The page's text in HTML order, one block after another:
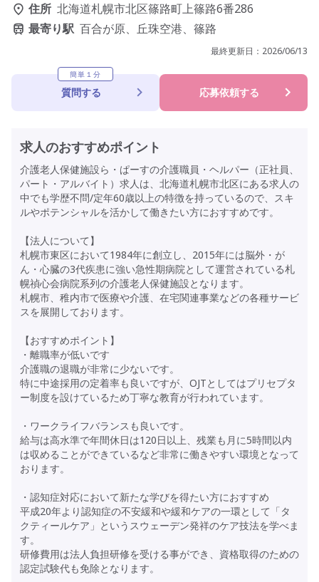
住所 北海道札幌市北区篠路町上篠路6番286
最寄り駅 百合が原、丘珠空港、篠路
最終更新日： 2026/06/13
簡単１分
質問する 応募依頼する
求人のおすすめポイント
介護老人保健施設ら・ぱーすの介護職員・ヘルパー（正社員、
パート・アルバイト）求人は、北海道札幌市北区にある求人の
中でも学歴不問/定年60歳以上の特徴を持っているので、スキ
ルやポテンシャルを活かして働きたい方におすすめです。
【法人について】
札幌市東区において1984年に創立し、2015年には脳外・が
ん・心臓の3代疾患に強い急性期病院として運営されている札
幌禎心会病院系列の介護老人保健施設となります。
札幌市、稚内市で医療や介護、在宅関連事業などの各種サービ
スを展開しております。
【おすすめポイント】
・離職率が低いです
介護職の退職が非常に少ないです。
特に中途採用の定着率も良いですが、OJTとしてはプリセプタ
ー制度を設けているため丁寧な教育が行われています。
・ワークライフバランスも良いです。
給与は高水準で年間休日は120日以上、残業も月に5時間以内
は収めることができているなど非常に働きやすい環境となって
おります。
・認知症対応において新たな学びを得たい方におすすめ
平成20年より認知症の不安緩和や緩和ケアの一環として「タ
クティールケア」というスウェーデン発祥のケア技法を学べま
す。
研修費用は法人負担研修を受ける事ができ、資格取得のための
認定試験代も免除となります。